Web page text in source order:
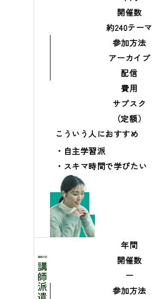
開催数
約240テーマ
参加方法
アーカイブ
配信
費用
サブスク
（定額）
こういう人におすすめ
自主学習派
スキマ時間で学びたい
年間
開催数
ー
参加方法